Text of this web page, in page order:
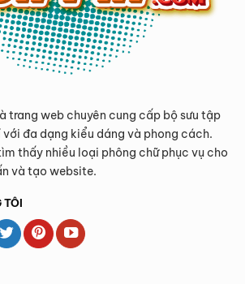
trang web chuyên cung cấp bộ sưu tập
với đa dạng kiểu dáng và phong cách.
thấy nhiều loại phông chữ phục vụ cho
và tạo website.
TÔI